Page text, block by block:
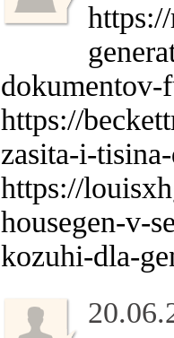
dokumentov-
https://
zasita-i-
https://
housegen-v-
kozuhi-dla-